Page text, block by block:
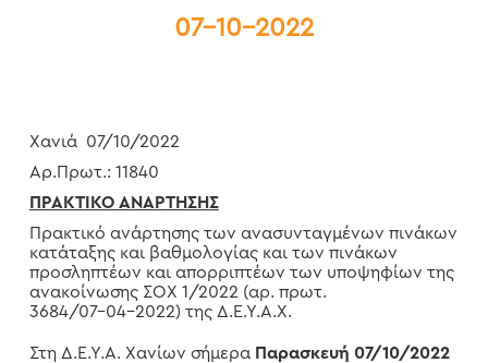
07-10-2022
Χανιά 07/10/2022
Αρ.Πρωτ.: 11840
ΠΡΑΚΤΙΚΟ ΑΝΑΡΤΗΣΗΣ
Πρακτικό ανάρτησης των ανασυνταγμένων πινάκων
κατάταξης και βαθμολογίας και των πινάκων
προσληπτέων και απορριπτέων των υποψηφίων της
ανακοίνωσης ΣΟΧ 1/2022 (αρ. πρωτ.
3684/07-04-2022) της Δ.Ε.Υ.Α.Χ.
Στη Δ.Ε.Υ.Α. Χανίων σήμερα Παρασκευή 07/10/2022